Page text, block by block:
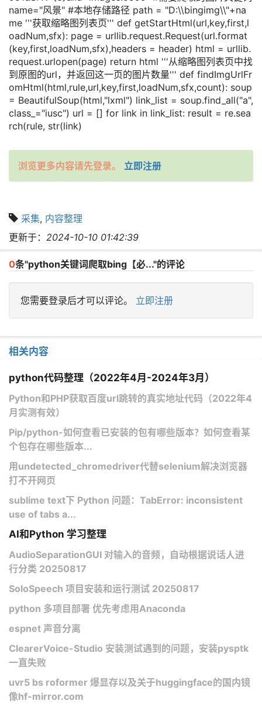
name="风景" #本地存储路径 path = "D:\\bingimg\\"+na
me '''获取缩略图列表页''' def getStartHtml(url,key,first,l
oadNum,sfx): page = urllib.request.Request(url.format
(key,first,loadNum,sfx),headers = header) html = urllib.
request.urlopen(page) return html '''从缩略图列表页中找
到原图的url，并返回这一页的图片数量''' def findImgUrlFr
omHtml(html,rule,url,key,first,loadNum,sfx,count): soup
= BeautifulSoup(html,"lxml") link_list = soup.find_all("a",
class_="iusc") url = [] for link in link_list: result = re.sea
rch(rule, str(link)
浏览更多内容请先登录。 立即注册
采集, 内容整理
更新于： 2024-10-10 01:42:39
0条"python关键词爬取bing【必..."的评论
您需要登录后才可以评论。 立即注册
相关内容
python代码整理（2022年4月-2024年3月）
Python和PHP获取百度url跳转的真实地址代码（2022年4
月实测有效）
Pip/python-如何查看已安装的包有哪些版本？如何查看某
个包存在哪些版本...
用undetected_chromedriver代替selenium解决浏览器
打不开网页
sublime text下 Python 问题：TabError: inconsistent
use of tabs a...
AI和Python 学习整理
AudioSeparationGUI 对输入的音频，自动根据说话人进
行分类 20250817
SoloSpeech 项目安装和运行测试 20250817
python 多项目部署 优先考虑用Anaconda
espnet 声音分离
ClearerVoice-Studio 安装测试遇到的问题，安装pysptk
一直失败
uvr5 bs roformer 爆显存以及关于huggingface的国内镜
像hf-mirror.com